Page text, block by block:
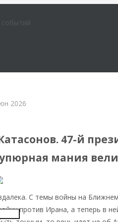
событий
2026
47-й
мания
С темы войны на
против Ирана, а теперь в